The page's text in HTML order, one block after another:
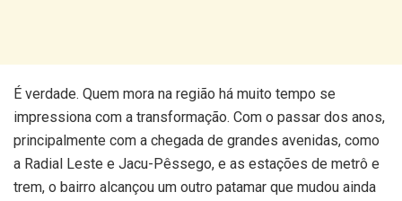
É verdade. Quem mora na região há muito tempo se
impressiona com a transformação. Com o passar dos anos,
principalmente com a chegada de grandes avenidas, como
a Radial Leste e Jacu-Pêssego, e as estações de metrô e
trem, o bairro alcançou um outro patamar que mudou ainda